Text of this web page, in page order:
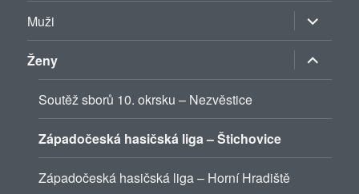
Muži
Zobrazit
položky
Ženy
Zobrazit
položky
Soutěž sborů 10. okrsku – Nezvěstice
Západočeská hasičská liga – Štichovice
Západočeská hasičská liga – Horní Hradiště